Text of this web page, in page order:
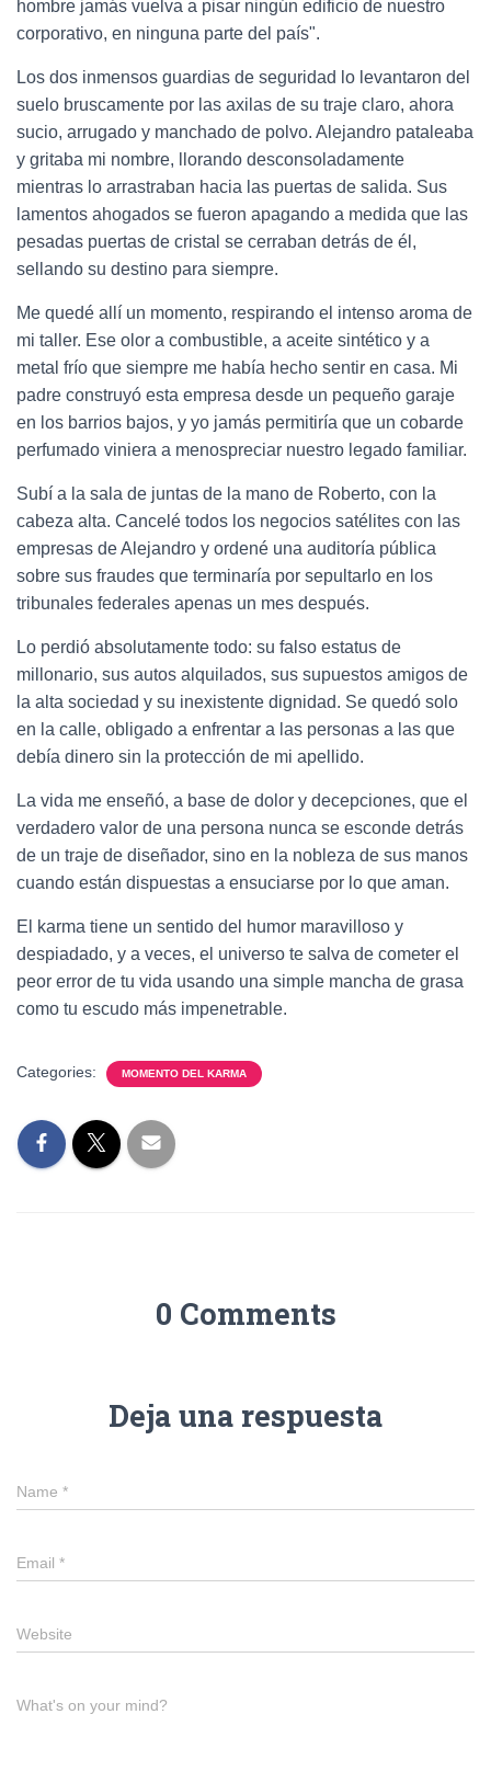
hombre jamás vuelva a pisar ningún edificio de nuestro
corporativo, en ninguna parte del país".
Los dos inmensos guardias de seguridad lo levantaron del
suelo bruscamente por las axilas de su traje claro, ahora
sucio, arrugado y manchado de polvo. Alejandro pataleaba
y gritaba mi nombre, llorando desconsoladamente
mientras lo arrastraban hacia las puertas de salida. Sus
lamentos ahogados se fueron apagando a medida que las
pesadas puertas de cristal se cerraban detrás de él,
sellando su destino para siempre.
Me quedé allí un momento, respirando el intenso aroma de
mi taller. Ese olor a combustible, a aceite sintético y a
metal frío que siempre me había hecho sentir en casa. Mi
padre construyó esta empresa desde un pequeño garaje
en los barrios bajos, y yo jamás permitiría que un cobarde
perfumado viniera a menospreciar nuestro legado familiar.
Subí a la sala de juntas de la mano de Roberto, con la
cabeza alta. Cancelé todos los negocios satélites con las
empresas de Alejandro y ordené una auditoría pública
sobre sus fraudes que terminaría por sepultarlo en los
tribunales federales apenas un mes después.
Lo perdió absolutamente todo: su falso estatus de
millonario, sus autos alquilados, sus supuestos amigos de
la alta sociedad y su inexistente dignidad. Se quedó solo
en la calle, obligado a enfrentar a las personas a las que
debía dinero sin la protección de mi apellido.
La vida me enseñó, a base de dolor y decepciones, que el
verdadero valor de una persona nunca se esconde detrás
de un traje de diseñador, sino en la nobleza de sus manos
cuando están dispuestas a ensuciarse por lo que aman.
El karma tiene un sentido del humor maravilloso y
despiadado, y a veces, el universo te salva de cometer el
peor error de tu vida usando una simple mancha de grasa
como tu escudo más impenetrable.
Categories: MOMENTO DEL KARMA
0 Comments
Deja una respuesta
Name *
Email *
Website
What's on your mind?